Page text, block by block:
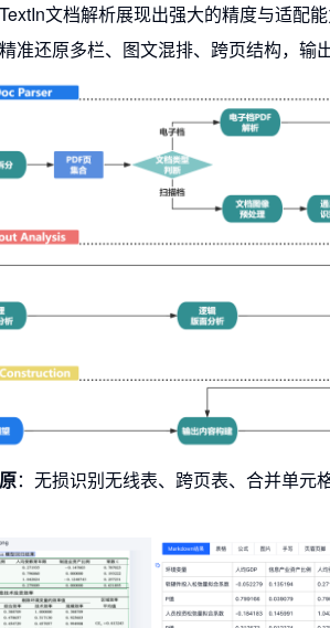
文档解析展现出强大的精度与适配
准还原多栏、图文混排、跨页结构，
：无损识别无线表、跨页表、合并单元